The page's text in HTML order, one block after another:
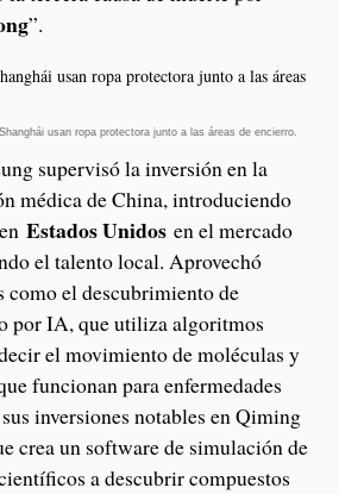
”.
usan ropa protectora junto a las áreas de encierro.
supervisó la inversión en la
médica de China, introduciendo
Estados Unidos en el mercado
el talento local. Aprovechó
como el descubrimiento de
por IA, que utiliza algoritmos
el movimiento de moléculas y
funcionan para enfermedades
inversiones notables en Qiming
crea un software de simulación de
a descubrir compuestos